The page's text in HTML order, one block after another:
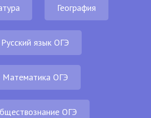
География
Русский язык ОГЭ
Математика ОГЭ
ОГЭ